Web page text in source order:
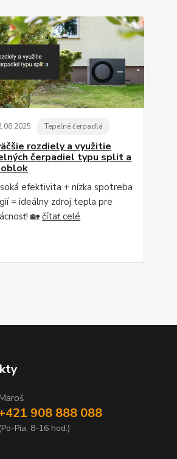
.08.2025 Tepelné čerpadlá
rozdiely a využitie
čerpadiel typu split a
efektivita + nízka spotreba
= ideálny zdroj tepla pre
🏡čítať celé
908 888 088
(Po-Pia, 8-16 hod.)